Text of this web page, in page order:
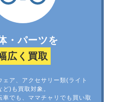
・パーツを
広く買取
ェア、アクセサリー類(ライト
)も買取対象。
車でも、ママチャリでも買い取